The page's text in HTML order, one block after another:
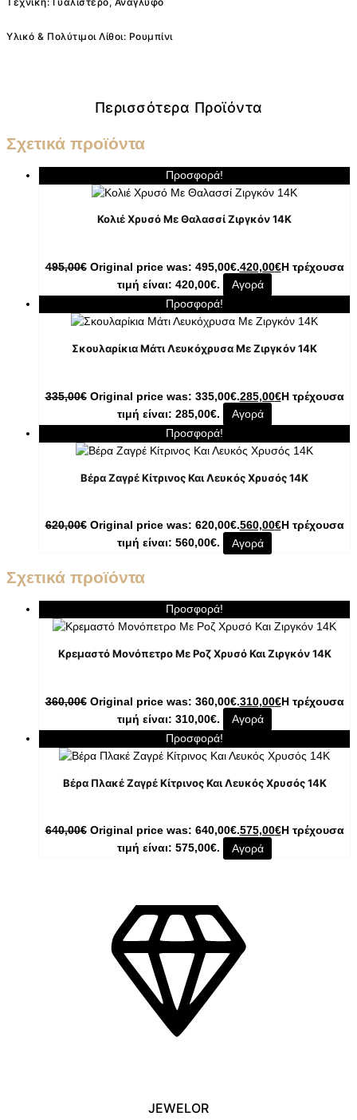
Υλικό & Πολύτιμοι Λίθοι: Ρουμπίνι
Περισσότερα Προϊόντα
Σχετικά προϊόντα
Προσφορά!
Κολιέ Χρυσό Με Θαλασσί Ζιργκόν 14K
495,00€ Original price was: 495,00€.420,00€Η τρέχουσα
τιμή είναι: 420,00€.
Αγορά
Προσφορά!
Σκουλαρίκια Μάτι Λευκόχρυσα Με Ζιργκόν 14K
335,00€ Original price was: 335,00€.285,00€Η τρέχουσα
τιμή είναι: 285,00€.
Αγορά
Προσφορά!
Βέρα Ζαγρέ Κίτρινος Και Λευκός Χρυσός 14Κ
620,00€ Original price was: 620,00€.560,00€Η τρέχουσα
τιμή είναι: 560,00€.
Αγορά
Σχετικά προϊόντα
Προσφορά!
Κρεμαστό Μονόπετρο Με Ροζ Χρυσό Και Ζιργκόν 14K
360,00€ Original price was: 360,00€.310,00€Η τρέχουσα
τιμή είναι: 310,00€.
Αγορά
Προσφορά!
Βέρα Πλακέ Ζαγρέ Κίτρινος Και Λευκός Χρυσός 14Κ
640,00€ Original price was: 640,00€.575,00€Η τρέχουσα
τιμή είναι: 575,00€.
Αγορά
JEWELOR